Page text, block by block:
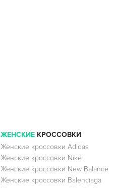
ЖЕНСКИЕКРОССОВКИ
Женские кроссовки Adidas
Женские кроссовки Nike
Женские кроссовки New Balance
Женские кроссовки Balenciaga